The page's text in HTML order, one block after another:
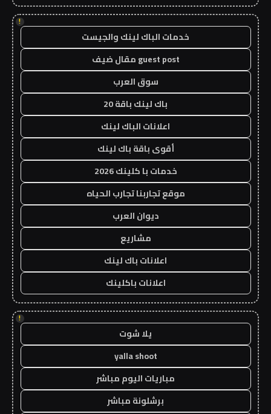
!
خدمات الباك لينك والجيست
guest post مقال ضيف
سوق العرب
باك لينك باقة 20
اعلانات الباك لينك
أقوى باقة باك لينك
خدمات با كلينك 2026
موقع تجاربنا تجارب الحياه
ديوان العرب
مشاريع
اعلانات باك لينك
اعلانات باكلينك
!
يلا شوت
yalla shoot
مباريات اليوم مباشر
برشلونة مباشر